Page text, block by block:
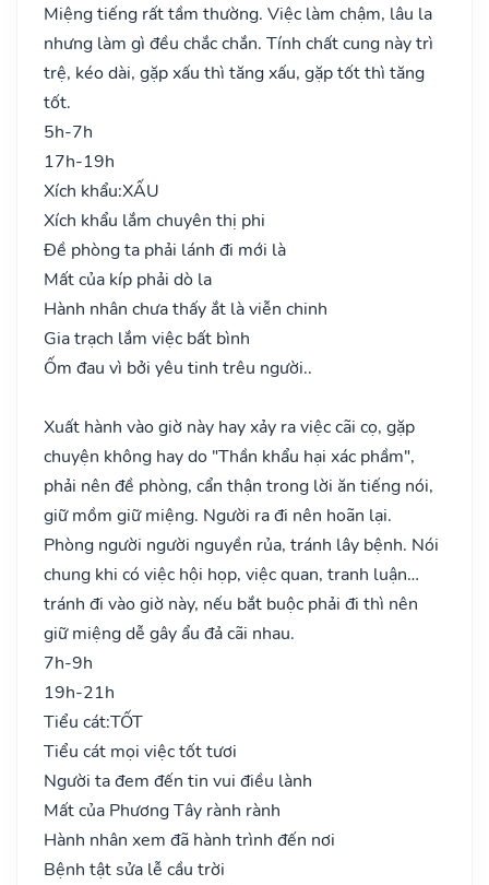
Miệng tiếng rất tầm thường. Việc làm chậm, lâu la
nhưng làm gì đều chắc chắn. Tính chất cung này trì
trệ, kéo dài, gặp xấu thì tăng xấu, gặp tốt thì tăng
tốt.
5h-7h
17h-19h
Xích khẩu:XẤU
Xích khẩu lắm chuyên thị phi
Đề phòng ta phải lánh đi mới là
Mất của kíp phải dò la
Hành nhân chưa thấy ắt là viễn chinh
Gia trạch lắm việc bất bình
Ốm đau vì bởi yêu tinh trêu người..
Xuất hành vào giờ này hay xảy ra việc cãi cọ, gặp
chuyện không hay do "Thần khẩu hại xác phầm",
phải nên đề phòng, cẩn thận trong lời ăn tiếng nói,
giữ mồm giữ miệng. Người ra đi nên hoãn lại.
Phòng người người nguyền rủa, tránh lây bệnh. Nói
chung khi có việc hội họp, việc quan, tranh luận…
tránh đi vào giờ này, nếu bắt buộc phải đi thì nên
giữ miệng dễ gây ẩu đả cãi nhau.
7h-9h
19h-21h
Tiểu cát:TỐT
Tiểu cát mọi việc tốt tươi
Người ta đem đến tin vui điều lành
Mất của Phương Tây rành rành
Hành nhân xem đã hành trình đến nơi
Bệnh tật sửa lễ cầu trời